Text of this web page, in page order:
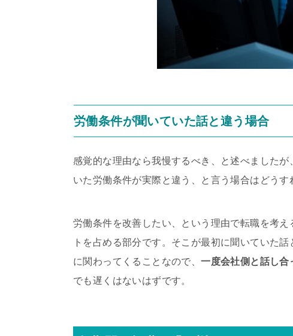
労働条件が聞いていた話と違う場合
感覚的な理由なら我慢するべき、と述べました
いた労働条件が実際と違う、と言う場合はどうす
労働条件を改善したい、という理由で転職を考
トを占める部分です。そこが最初に聞いていた
に関わってくることなので、一度会社側と話し合
でも遅くはないはずです。